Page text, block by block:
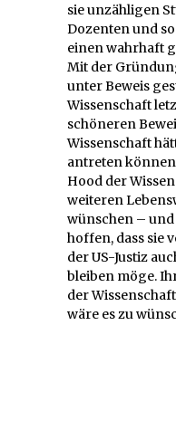
sie unzähligen
Dozenten und
einen wahrhaft
Mit der
unter Beweis
Wissenschaft
schöneren
Wissenschaft
antreten
Hood der
weiteren
wünschen –
hoffen, dass sie
der US-Justiz
bleiben möge.
der
wäre es zu